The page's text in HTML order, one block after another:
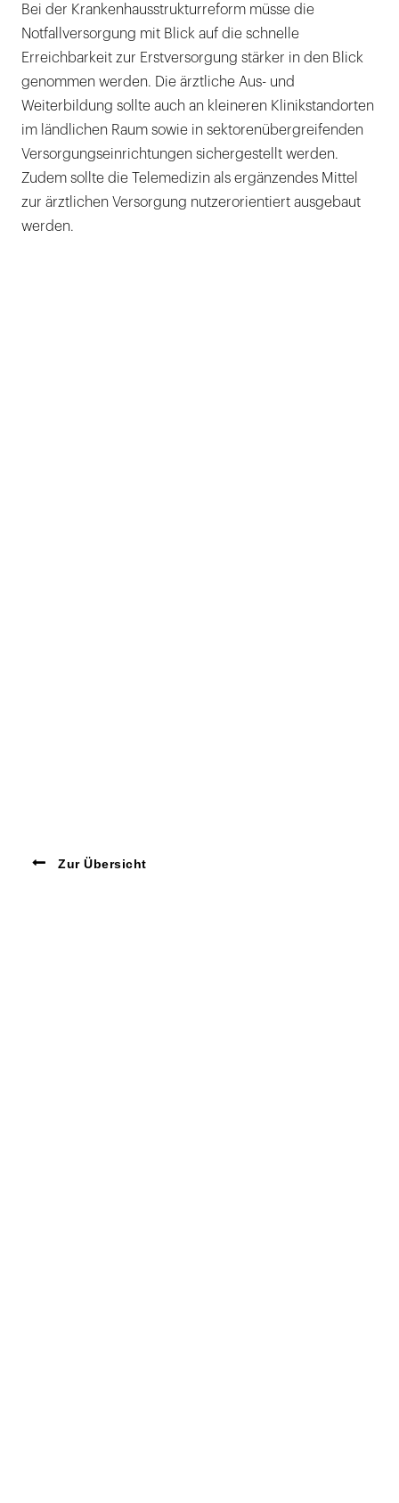
Bei der Krankenhausstrukturreform müsse die
Notfallversorgung mit Blick auf die schnelle
Erreichbarkeit zur Erstversorgung stärker in den Blick
genommen werden. Die ärztliche Aus- und
Weiterbildung sollte auch an kleineren Klinikstandorten
im ländlichen Raum sowie in sektorenübergreifenden
Versorgungseinrichtungen sichergestellt werden.
Zudem sollte die Telemedizin als ergänzendes Mittel
zur ärztlichen Versorgung nutzerorientiert ausgebaut
werden.
Zur Übersicht